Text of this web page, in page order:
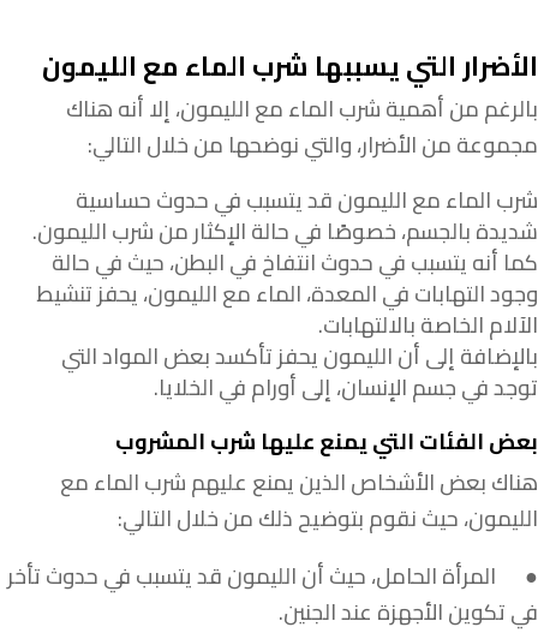
الأضرار التي يسببها شرب الماء مع الليمون
بالرغم من أهمية شرب الماء مع الليمون، إلا أنه هناك
مجموعة من الأضرار، والتي نوضحها من خلال التالي:
شرب الماء مع الليمون قد يتسبب في حدوث حساسية
شديدة بالجسم، خصوصًا في حالة الإكثار من شرب الليمون.
كما أنه يتسبب في حدوث انتفاخ في البطن، حيث في حالة
وجود التهابات في المعدة، الماء مع الليمون، يحفز تنشيط
الآلام الخاصة بالالتهابات.
بالإضافة إلى أن الليمون يحفز تأكسد بعض المواد التي
توجد في جسم الإنسان، إلى أورام في الخلايا.
بعض الفئات التي يمنع عليها شرب المشروب
هناك بعض الأشخاص الذين يمنع عليهم شرب الماء مع
الليمون، حيث نقوم بتوضيح ذلك من خلال التالي:
● المرأة الحامل، حيث أن الليمون قد يتسبب في حدوث تأخر
في تكوين الأجهزة عند الجنين.